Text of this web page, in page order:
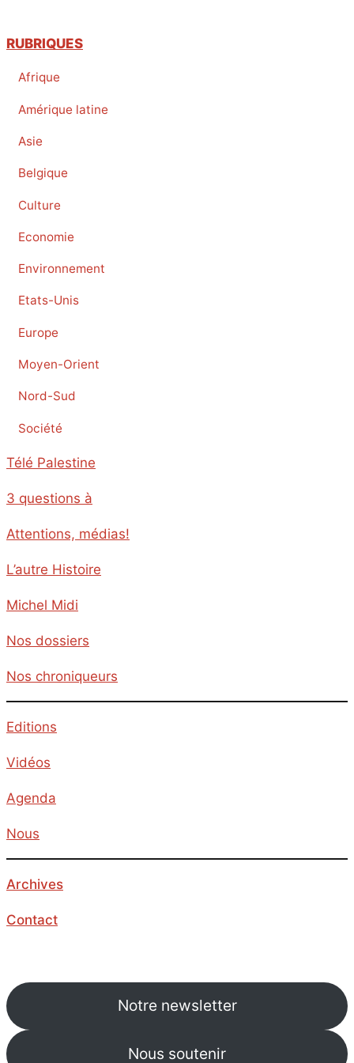
RUBRIQUES
Afrique
Amérique latine
Asie
Belgique
Culture
Economie
Environnement
Etats-Unis
Europe
Moyen-Orient
Nord-Sud
Société
Télé Palestine
3 questions à
Attentions, médias!
L’autre Histoire
Michel Midi
Nos dossiers
Nos chroniqueurs
Editions
Vidéos
Agenda
Nous
Archives
Contact
Notre newsletter
Nous soutenir